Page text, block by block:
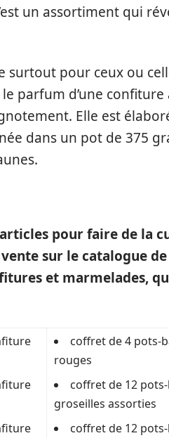
un assortiment qui
surtout pour ceux ou
parfum d’une
Elle est
dans un pot de 375
pour faire de la
sur le catalogue
et marmelades,
coffret de 4 pots-
rouges
coffret de 12
groseilles assorties
coffret de 12